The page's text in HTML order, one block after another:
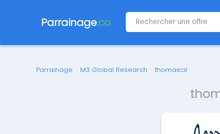
Parrainage.co
Parrainage › M3 Global Research › thomascir